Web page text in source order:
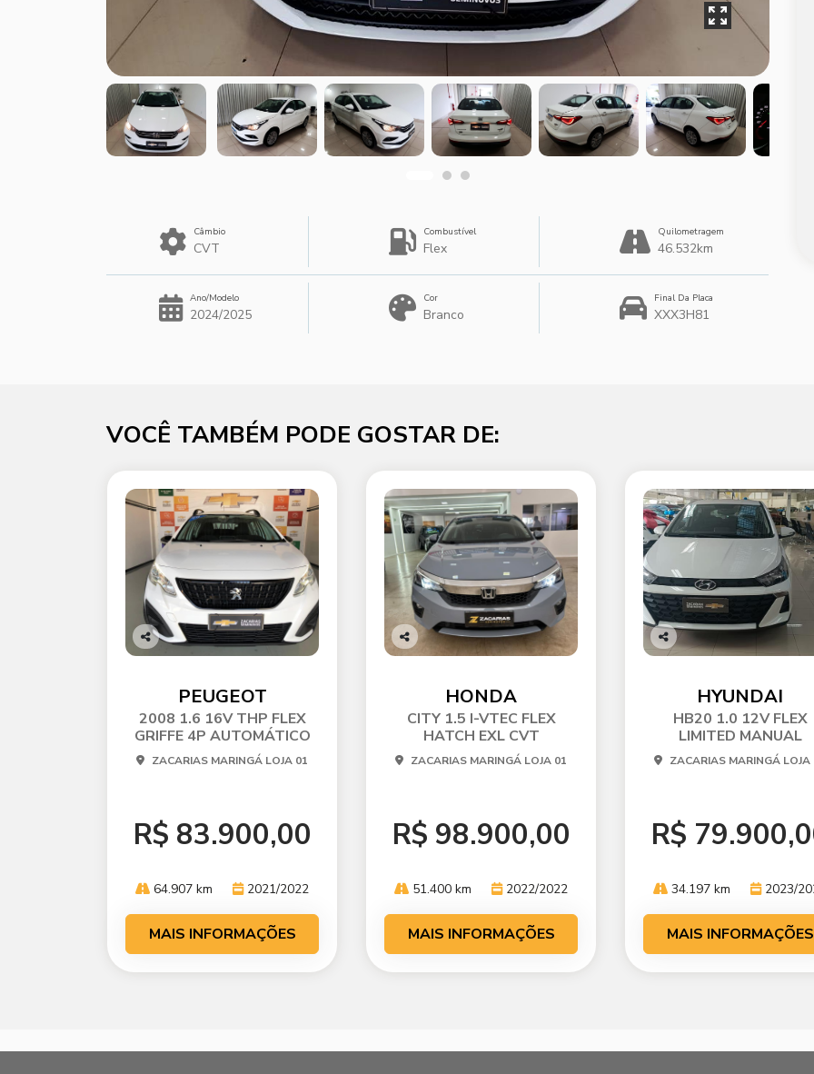
Câmbio
CVT
Combustível
Flex
Quilometragem
46.532km
Ano/Modelo
2024/2025
Cor
Branco
Final Da Placa
XXX3H81
VOCÊ TAMBÉM PODE GOSTAR DE:
Co
PEUGEOT
2008 1.6 16V THP FLEX
GRIFFE 4P AUTOMÁTICO
ZACARIAS MARINGÁ LOJA 01
R$ 83.900,00
64.907 km 2021/2022
MAIS INFORMAÇÕES
Co
HONDA
CITY 1.5 I-VTEC FLEX
HATCH EXL CVT
ZACARIAS MARINGÁ LOJA 01
R$ 98.900,00
51.400 km 2022/2022
MAIS INFORMAÇÕES
Co
HYUNDAI
HB20 1.0 12V FLEX
LIMITED MANUAL
ZACARIAS MARINGÁ LOJA
R$
34.197 km 2023/
MAIS INFORMAÇÕES